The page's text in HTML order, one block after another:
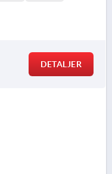
DETALJER